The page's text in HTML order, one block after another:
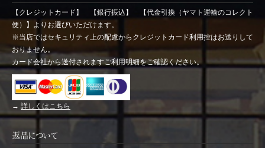
【クレジットカード】 【銀行振込】 【代金引換（ヤマト運輸のコレクト
便）】よりお選びいただけます。
※当店ではセキュリティ上の配慮からクレジットカード利用控はお送りして
おりません。
カード会社から送付されますご利用明細をご確認ください。
→ 詳しくはこちら
返品について